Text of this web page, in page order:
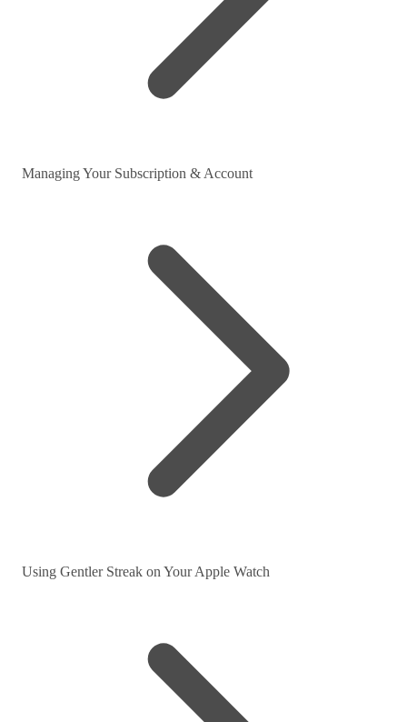
Managing Your Subscription & Account
Using Gentler Streak on Your Apple Watch